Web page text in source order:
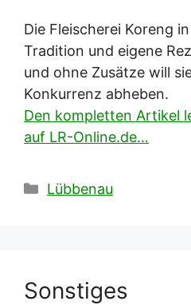
Die Fleischerei Koreng
Tradition und eigene
und ohne Zusätze will
Konkurrenz abheben.
Den kompletten Artikel
auf LR-Online.de…
Kategorien
Lübbenau
Sonstiges